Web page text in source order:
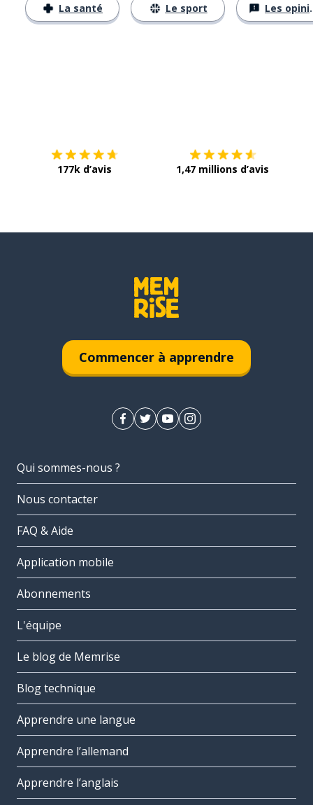
La santé Le sport Les opinions
177k d’avis 1,47 millions d’avis
Commencer à apprendre
Qui sommes-nous ?
Nous contacter
FAQ & Aide
Application mobile
Abonnements
L'équipe
Le blog de Memrise
Blog technique
Apprendre une langue
Apprendre l’allemand
Apprendre l’anglais